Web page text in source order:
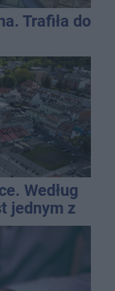
Trafiła do
Według
jednym z